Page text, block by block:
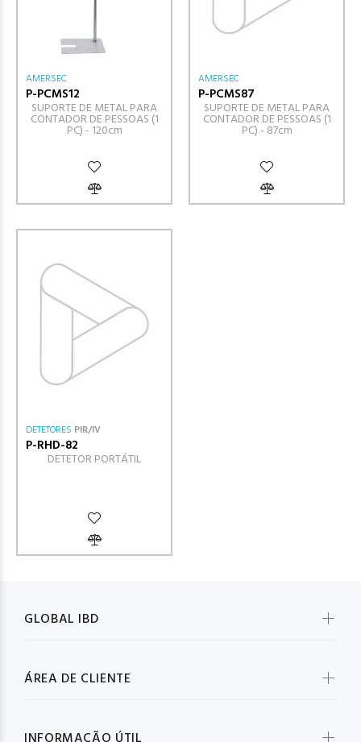
AMERSEC
P-PCMS12
SUPORTE DE METAL PARA
CONTADOR DE PESSOAS (1
PC) - 120cm
AMERSEC
P-PCMS87
SUPORTE DE METAL PARA
CONTADOR DE PESSOAS (1
PC) - 87cm
DETETORES PIR/IV
P-RHD-82
DETETOR PORTÁTIL
GLOBAL IBD
ÁREA DE CLIENTE